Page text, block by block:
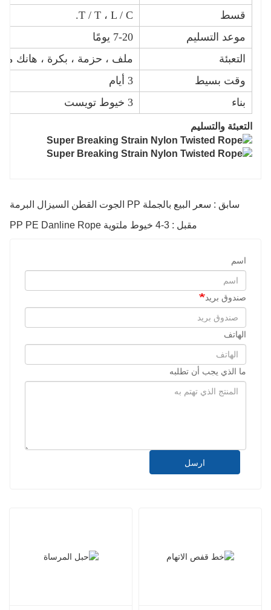
قسط
T / T ، L / C.
موعد التسليم
7-20 يومًا
التعبئة
ملف ، حزمة ، بكرة ، هانك
وقت بسيط
3 أيام
بناء
3 خيوط تويست
التعبئة والتسليم
سابق : سعر البيع بالجملة PP الجوت القطن السيزال البرمة
مقبل : 3-4 خيوط ملتوية PP PE Danline Rope
اسم
صندوق بريد
الهاتف
ما الذي يجب أن تطلبه
ارسل